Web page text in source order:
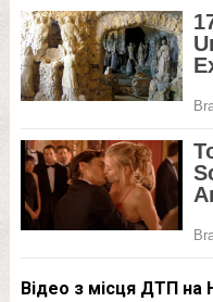
Відео з місця ДТП на